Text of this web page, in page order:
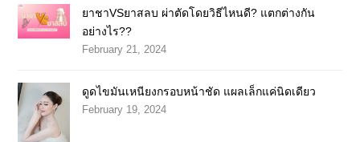
ยาชาVSยาสลบ ผ่าตัดโดยวิธีไหนดี? แตกต่างกัน
อย่างไร??
February 21, 2024
ดูดไขมันเหนียงกรอบหน้าชัด แผลเล็กแค่นิดเดียว
February 19, 2024